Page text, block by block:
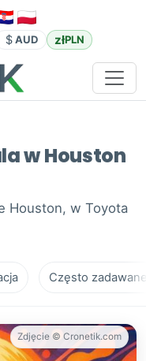
AUD złPLN
w Houston
Houston, w Toyota
Często
Zdjęcie © Cronetik.com